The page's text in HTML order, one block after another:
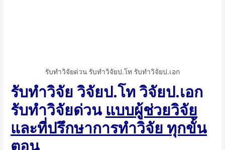
รับทำวิจัยด่วน รับทำวิจัยป.โท รับทำวิจัยป.เอก
รับทำวิจัย วิจัยป.โท วิจัยป.เอก
รับทำวิจัยด่วน แบบผู้ช่วยวิจัย
และที่ปรึกษาการทำวิจัย ทุกขั้น
ตอน